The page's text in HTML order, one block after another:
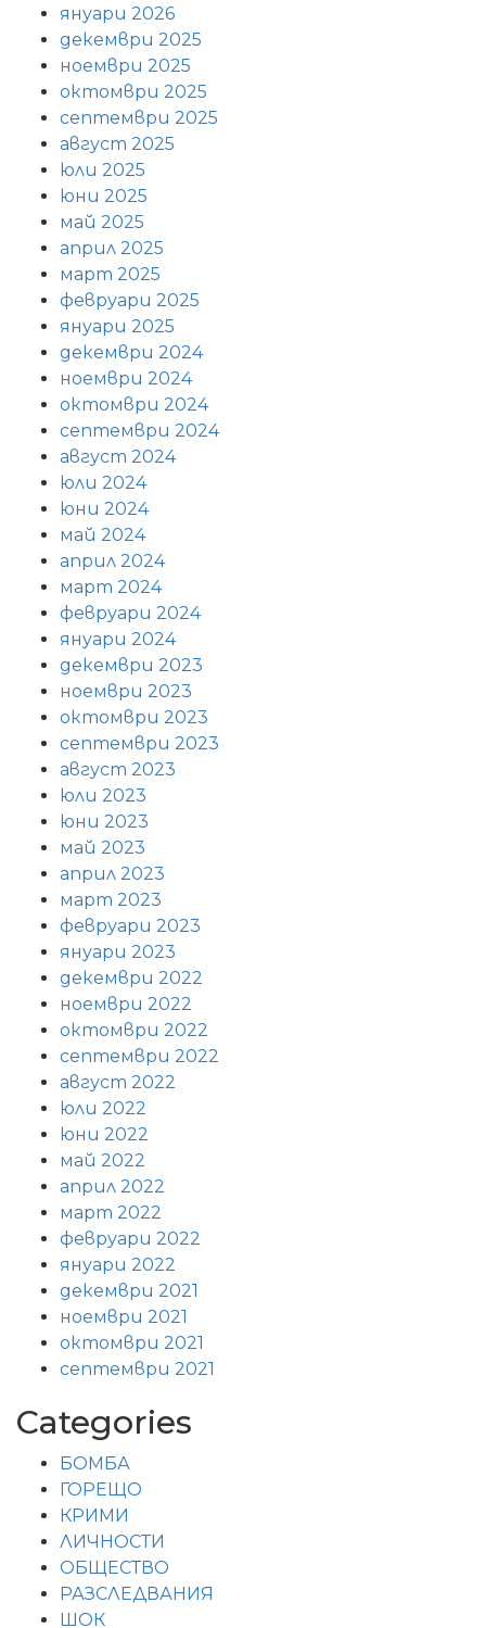
януари 2026
декември 2025
ноември 2025
октомври 2025
септември 2025
август 2025
юли 2025
юни 2025
май 2025
април 2025
март 2025
февруари 2025
януари 2025
декември 2024
ноември 2024
октомври 2024
септември 2024
август 2024
юли 2024
юни 2024
май 2024
април 2024
март 2024
февруари 2024
януари 2024
декември 2023
ноември 2023
октомври 2023
септември 2023
август 2023
юли 2023
юни 2023
май 2023
април 2023
март 2023
февруари 2023
януари 2023
декември 2022
ноември 2022
октомври 2022
септември 2022
август 2022
юли 2022
юни 2022
май 2022
април 2022
март 2022
февруари 2022
януари 2022
декември 2021
ноември 2021
октомври 2021
септември 2021
Categories
БОМБА
ГОРЕЩО
КРИМИ
ЛИЧНОСТИ
ОБЩЕСТВО
РАЗСЛЕДВАНИЯ
ШОК